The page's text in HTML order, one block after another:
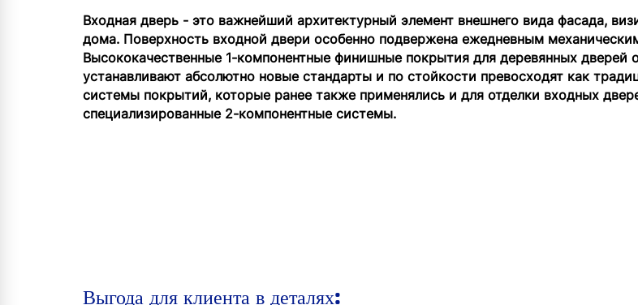
Входная дверь - это важнейший архитектурный элемент внешнего вида фасада,
дома. Поверхность входной двери особенно подвержена ежедневным
Высококачественные 1-компонентные финишные покрытия для деревянных дверей
устанавливают абсолютно новые стандарты и по стойкости превосходят как
системы покрытий, которые ранее также применялись и для отделки входных
специализированные 2-компонентные системы.
Выгода для клиента в деталях: